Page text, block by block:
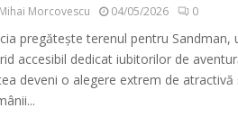
Mihai Morcovescu 04/05/2026 0
pregătește terenul pentru Sandman,
accesibil dedicat iubitorilor de
deveni o alegere extrem de atractivă